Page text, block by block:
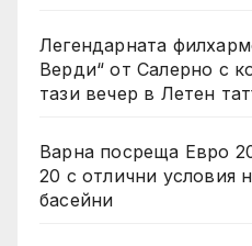
Легендарната
Верди“ от Салерно с
тази вечер в Летен
Варна посреща Евро
20 с отлични условия
басейни